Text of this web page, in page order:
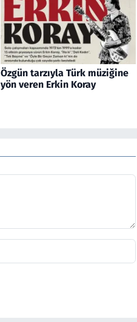
Özgün tarzıyla Türk müziğine
yön veren Erkin Koray